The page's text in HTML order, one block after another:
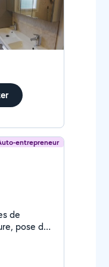
entrepreneur
de
pose de